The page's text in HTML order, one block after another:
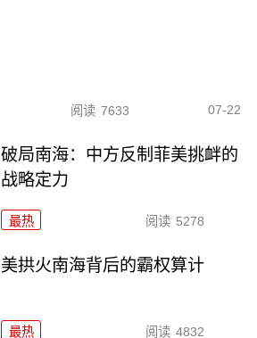
阅读 7633 07-22
破局南海：中方反制菲美挑衅的
战略定力
最热 阅读 5278
美拱火南海背后的霸权算计
最热 阅读 4832